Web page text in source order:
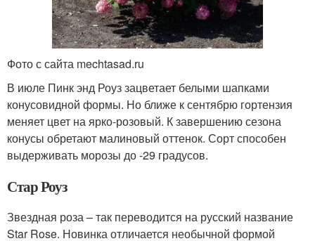
Фото с сайта mechtasad.ru
В июле Пинк энд Роуз зацветает белыми шапками
конусовидной формы. Но ближе к сентябрю гортензия
меняет цвет на ярко-розовый. К завершению сезона
конусы обретают малиновый оттенок. Сорт способен
выдерживать морозы до -29 градусов.
Стар Роуз
Звездная роза – так переводится на русский название
Star Rose. Новинка отличается необычной формой